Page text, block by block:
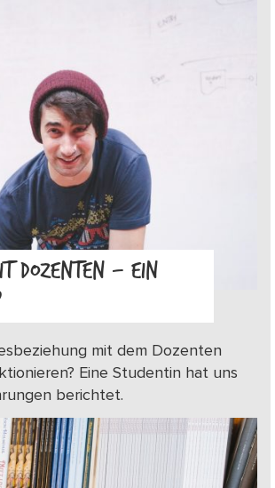
DOZENTEN – EIN
mit dem Dozenten
Eine Studentin hat uns
berichtet.